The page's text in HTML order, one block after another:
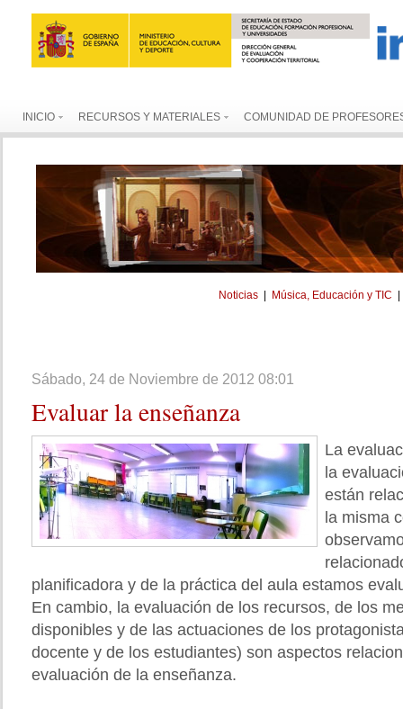
INICIO RECURSOS Y MATERIALES COMUNIDAD DE
Noticias Música, Educación y TIC
Sábado, 24 de Noviembre de 2012 08:01
Evaluarla enseñanza
La
la
están
la misma
planificadora y de la práctica del aula estamos
En cambio, la evaluación de los recursos, de los
disponibles y de las actuaciones de los
docente y de los estudiantes) son aspectos
evaluación de la enseñanza.